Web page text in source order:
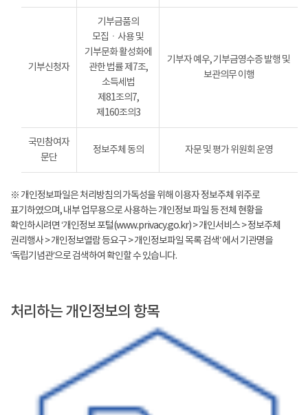
기부신청자
기부금품의
모집ㆍ사용 및
기부문화 활성화에
관한 법률 제7조,
소득세법
제81조의7,
제160조의3
기부자 예우, 기부금영수증 발행 및
보관의무 이행
국민참여자
문단
정보주체 동의 자문 및 평가 위원회 운영
※ 개인정보파일은 처리방침의 가독성을 위해 이용자 정보주체 위주로
표기하였으며, 내부 업무용으로 사용하는 개인정보 파일 등 전체 현황을
확인하시려면 ‘개인정보 포털(www.privacy.go.kr) > 개인서비스 > 정보주체
권리행사 > 개인정보열람 등요구 > 개인정보파일 목록 검색’ 에서 기관명을
‘독립기념관’으로 검색하여 확인할 수 있습니다.
처리하는 개인정보의 항목